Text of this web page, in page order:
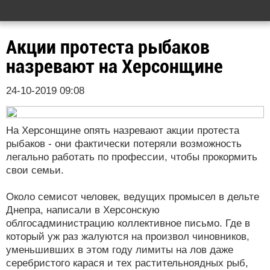
Акции протеста рыбаков
назревают на Херсонщине
24-10-2019 09:08
На Херсонщине опять назревают акции протеста
рыбаков - они фактически потеряли возможность
легально работать по профессии, чтобы прокормить
свои семьи.
Около семисот человек, ведущих промысел в дельте
Днепра, написали в Херсонскую
облгосадминистрацию коллективное письмо. Где в
который уж раз жалуются на произвол чиновников,
уменьшивших в этом году лимиты на лов даже
серебристого карася и тех растительноядных рыб,